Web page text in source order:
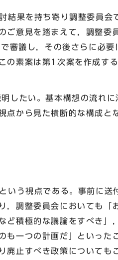
果を持ち寄り調整委員会
ご意見を踏まえて，調整委
審議し，その後さらに必要
の素案は第1次案を作成す
したい。基本構想の流れに
点から見た横断的な構成と
う視点である。事前に送
，調整委員会においても「
ど積極的な議論をすべき」
も一つの計画だ」といった
廃止すべき政策についても